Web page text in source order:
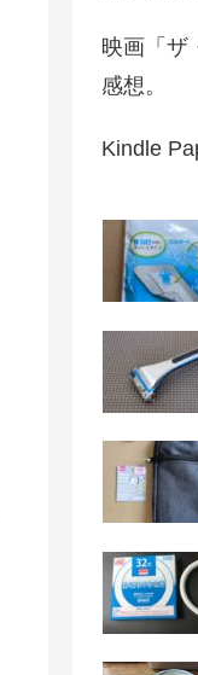
映画「ザ
感想。
Kindle